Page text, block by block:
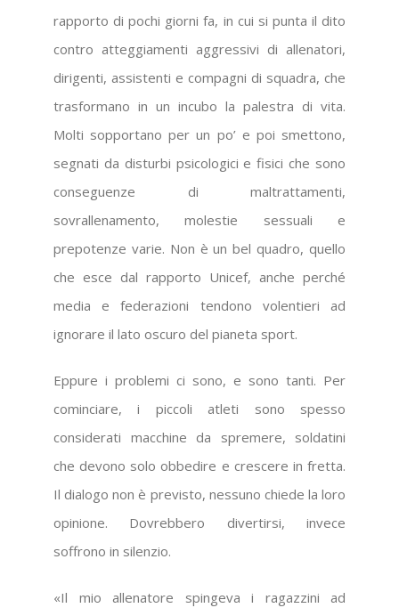
rapporto di pochi giorni fa, in cui si punta il dito
contro atteggiamenti aggressivi di allenatori,
dirigenti, assistenti e compagni di squadra, che
trasformano in un incubo la palestra di vita.
Molti sopportano per un po’ e poi smettono,
segnati da disturbi psicologici e fisici che sono
conseguenze di maltrattamenti,
sovrallenamento, molestie sessuali e
prepotenze varie. Non è un bel quadro, quello
che esce dal rapporto Unicef, anche perché
media e federazioni tendono volentieri ad
ignorare il lato oscuro del pianeta sport.
Eppure i problemi ci sono, e sono tanti. Per
cominciare, i piccoli atleti sono spesso
considerati macchine da spremere, soldatini
che devono solo obbedire e crescere in fretta.
Il dialogo non è previsto, nessuno chiede la loro
opinione. Dovrebbero divertirsi, invece
soffrono in silenzio.
«Il mio allenatore spingeva i ragazzini ad